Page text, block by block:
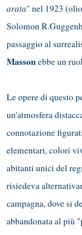
arata" nel 1923
Solomon
passaggio al
Massonebbe un
Le opere di questo
un'atmosfera
connotazione
elementari, colori
abitanti unici del
risiedeva
campagna, dove si
abbandonata al più